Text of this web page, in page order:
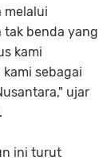
melalui
tak benda yang
kami
sebagai
ujar
ini turut